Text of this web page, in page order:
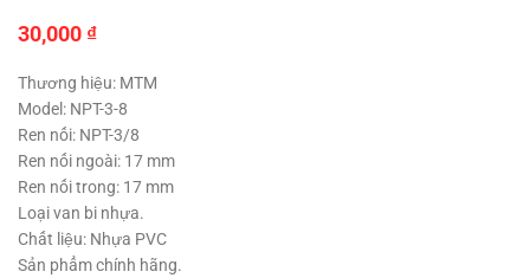
30,000 ₫
Thương hiệu: MTM
Model: NPT-3-8
Ren nối: NPT-3/8
Ren nối ngoài: 17 mm
Ren nối trong: 17 mm
Loại van bi nhựa.
Chất liệu: Nhựa PVC
Sản phẩm chính hãng.